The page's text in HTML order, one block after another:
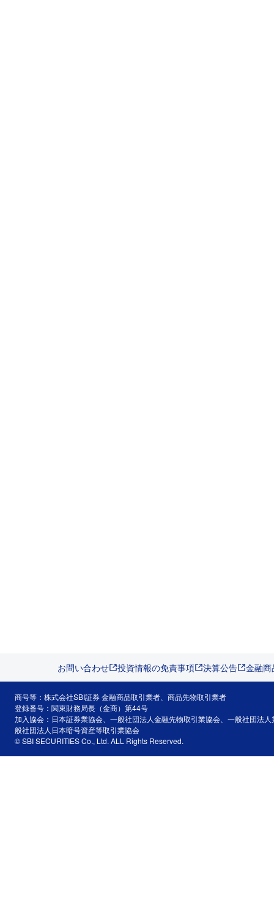
お問い合わせ 投資情報の免責事項 決算公告 金融
商号等：株式会社SBI証券 金融商品取引業者、商品先物取引業者
登録番号：関東財務局長（金商）第44号
加入協会：日本証券業協会、一般社団法人金融先物取引業協会、一般社団法
般社団法人日本暗号資産等取引業協会
© SBI SECURITIES Co., Ltd. ALL Rights Reserved.